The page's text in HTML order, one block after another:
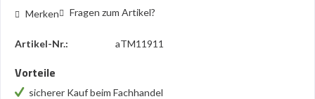
Merken Fragen zum Artikel?
Artikel-Nr.: aTM11911
Vorteile
sicherer Kauf beim Fachhandel